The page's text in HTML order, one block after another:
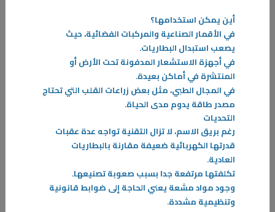
الطاقة المتجددة
يشهد العالم اليوم توجهاً ملحوظاً نحو الطاقة المتجددة بهدف المحافظة
والوصول إلى بيئة أكثر أمان وصحة فاليوم يتم توليد جزء كبير من الغازات
الدفينة التي تحيط بالأرض وتحبس حرارة الشمس عن طريق إنتاج الطاقة من
أين يمكن استخدامها؟
في الأقمار الصناعية والمركبات الفضائية، حيث
يصعب استبدال البطاريات.
في أجهزة الاستشعار المدفونة تحت الأرض أو
المنتشرة في أماكن بعيدة.
في المجال الطبي، مثل بعض زراعات القلب التي تحتاج
مصدر طاقة يدوم مدى الحياة.
التحديات
رغم بريق الاسم، لا تزال التقنية تواجه عدة عقبات
قدرتها الكهربائية ضعيفة مقارنة بالبطاريات
العادية.
تكلفتها مرتفعة جدا بسبب صعوبة تصنيعها.
وجود مواد مشعة يعني الحاجة إلى ضوابط قانونية
وتنظيمية مشددة.